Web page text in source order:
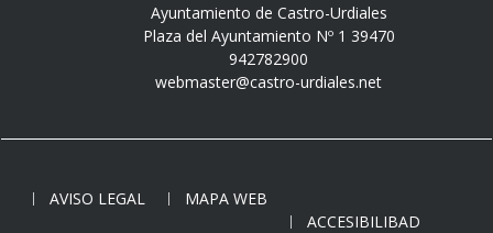
Ayuntamiento de Castro-Urdiales
Plaza del Ayuntamiento Nº 1 39470
942782900
webmaster@castro-urdiales.net
AVISO LEGAL
MAPA WEB
ACCESIBILIBAD